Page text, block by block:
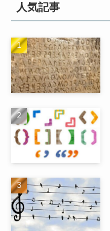
人気記事